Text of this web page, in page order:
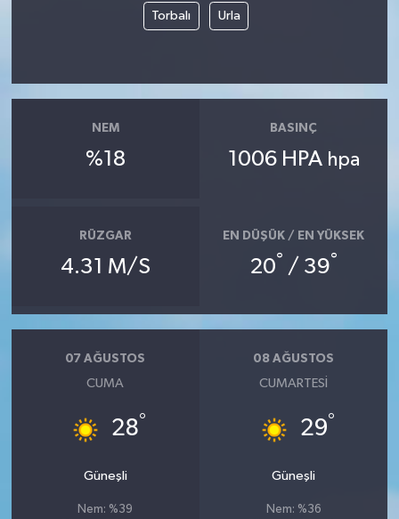
Torbalı Urla
NEM
%18
BASINÇ
1006 HPA hpa
RÜZGAR
4.31 M/S
EN DÜŞÜK / EN YÜKSEK
20° / 39°
07 AĞUSTOS
CUMA
28°
Güneşli
Nem: %39
08 AĞUSTOS
CUMARTESI
29°
Güneşli
Nem: %36